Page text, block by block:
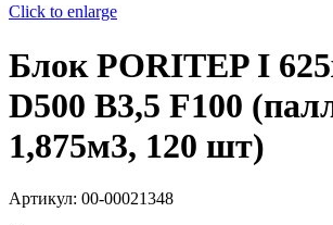
Click to enlarge
Блок PORITEP I
D500 B3,5 F100
1,875м3, 120 шт)
Артикул: 00-00021348